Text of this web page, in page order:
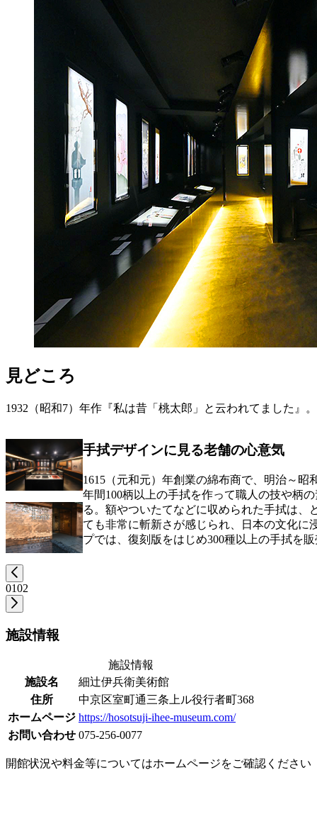
見どころ
1932（昭和7）年作『私は昔「桃太郎」と云われてました』
0102
手拭デザインに見る老舗の心意気
1615（元和元）年創業の綿布商で、明治～
年間100柄以上の手拭を作って職人の技や柄
る。額やついたてなどに収められた手拭は、
ても非常に斬新さが感じられ、日本の文化に
プでは、復刻版をはじめ300種以上の手拭を
施設情報
施設情報
施設名
細辻伊兵衛美術館
住所
中京区室町通三条上ル役行者町368
ホームページ https://hosotsuji-ihee-museum.com/
お問い合わせ 075-256-0077
開館状況や料金等についてはホームページをご確認ください